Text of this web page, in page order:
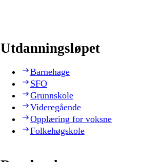
Utdanningsløpet
Barnehage
SFO
Grunnskole
Videregående
Opplæring for voksne
Folkehøgskole